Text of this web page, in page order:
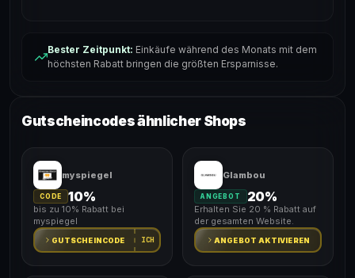
Bester Zeitpunkt: Einkäufe während des Monats mit dem
höchsten Rabatt bringen die größten Ersparnisse.
Gutscheincodes ähnlicher Shops
myspiegel
CODE 10%
bis zu 10% Rabatt bei
myspiegel
GUTSCHEINCODE ICH
Glambou
ANGEBOT 20%
Erhalten Sie 20 % Rabatt auf
der gesamten Website.
ANGEBOT AKTIVIEREN